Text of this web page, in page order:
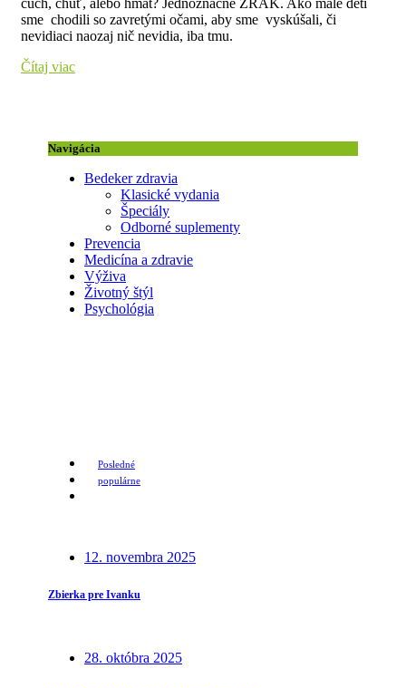
čuch, chuť, alebo hmat? Jednoznačne ZRAK. Ako malé deti
sme chodili so zavretými očami, aby sme vyskúšali, či
nevidiaci naozaj nič nevidia, iba tmu.
Čítaj viac
Navigácia
Bedeker zdravia
Klasické vydania
Špeciály
Odborné suplementy
Prevencia
Medicína a zdravie
Výživa
Životný štýl
Psychológia
Posledné
populárne
12. novembra 2025
Zbierka pre Ivanku
28. októbra 2025